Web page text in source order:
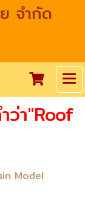
จำกัด
า"Roof
Model